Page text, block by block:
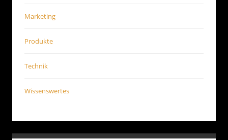
Marketing
Produkte
Technik
Wissenswertes